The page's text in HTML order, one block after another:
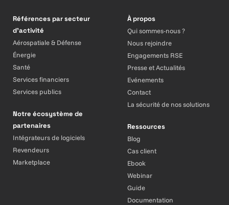
Références par secteur
d’activité
Aérospatiale & Défense
Énergie
Santé
Services financiers
Services publics
Notre écosystème de
partenaires
Intégrateurs de logiciels
Revendeurs
Marketplace
À propos
Qui sommes-nous ?
Nous rejoindre
Engagements RSE
Presse et Actualités
Evénements
Contact
La sécurité de nos solutions
Ressources
Blog
Cas client
Ebook
Webinar
Guide
Documentation